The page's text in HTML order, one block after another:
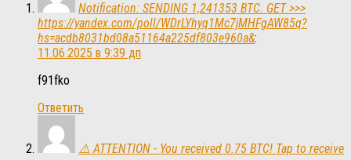
Notification: SENDING 1,241353 BTC. GET >>>
https://yandex.com/poll/WDrLYhyq1Mc7jMHFgAW85q?
hs=acdb8031bd08a51164a225df803e960a&:
11.06.2025 в 9:39 дп
f91fko
Ответить
⚠️ ATTENTION - You received 0.75 BTC! Tap to receive